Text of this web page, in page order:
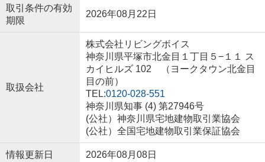
取引条件の有効
期限
2026年08月22日
取扱会社
株式会社リビングボイス
神奈川県平塚市北金目１丁目５−１１ ス
カイヒルズ 102 （ヨークタウン北金目
目の前）
TEL:0120-028-551
神奈川県知事 (4) 第27946号
(公社）神奈川県宅地建物取引業協会
(公社）全国宅地建物取引業保証協会
情報更新日 2026年08月08日